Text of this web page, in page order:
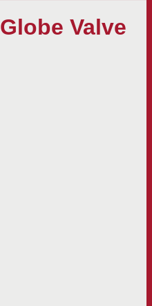
Globe Valve